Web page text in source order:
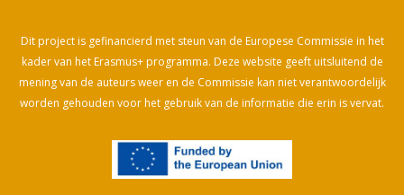
Dit project is gefinancierd met steun van de Europese Commissie in het
kader van het Erasmus+ programma. Deze website geeft uitsluitend de
mening van de auteurs weer en de Commissie kan niet verantwoordelijk
worden gehouden voor het gebruik van de informatie die erin is vervat.